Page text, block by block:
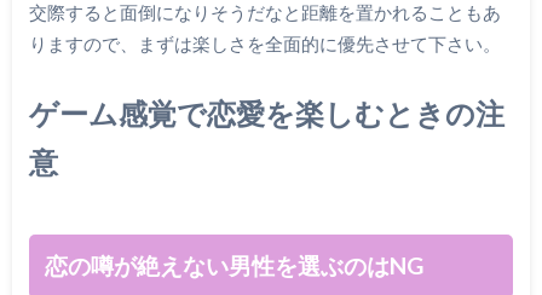
交際すると面倒になりそうだなと距離を置かれることもあ
りますので、まずは楽しさを全面的に優先させて下さい。
ゲーム感覚で恋愛を楽しむときの注
意
恋の噂が絶えない男性を選ぶのはNG